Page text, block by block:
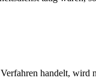
handelt, wird